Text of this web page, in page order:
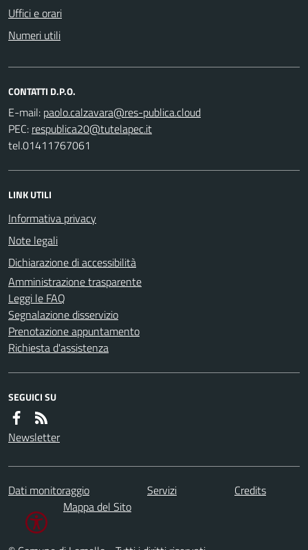
Uffici e orari
Numeri utili
CONTATTI D.P.O.
E-mail:
PEC:
tel.01411767061
LINK UTILI
Informativa privacy
Note legali
Dichiarazione di accessibilità
Amministrazione trasparente
Leggi le FAQ
Segnalazione disservizio
Prenotazione appuntamento
Richiesta d'assistenza
SEGUICI SU
Newsletter
Dati monitoraggio Servizi
Credits
Mappa del Sito